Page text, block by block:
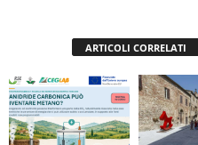
ARTICOLI CORRELATI